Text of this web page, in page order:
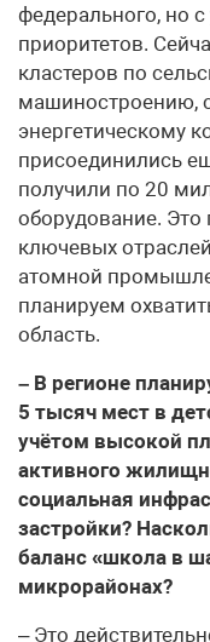
федерального, но
приоритетов.
кластеров по
машиностроению,
энергетическому
присоединились
получили по 20
оборудование. Это
ключевых
атомной
планируем
область.
– В регионе
5 тысяч мест в
учётом высокой
активного
социальная
застройки?
баланс «школа в
микрорайонах?
– Это